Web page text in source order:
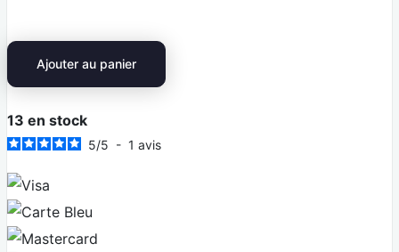
Ajouter au panier
13 en stock
5/5 - 1 avis